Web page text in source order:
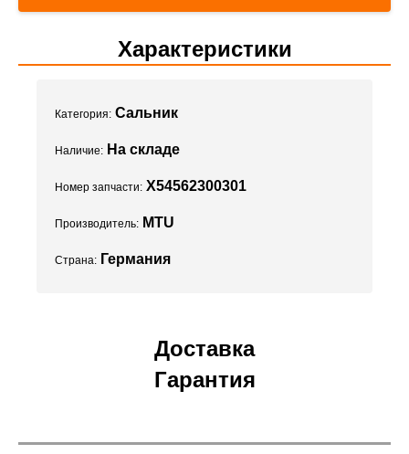
Характеристики
Категория: Сальник
Наличие: На складе
Номер запчасти: X54562300301
Производитель: MTU
Страна: Германия
Доставка
Гарантия